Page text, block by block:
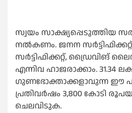
സ്വയം സാക്ഷ്യപ്പെടുത്തിയ
നല്‍കണം. ജനന
സര്‍ട്ടിഫിക്കറ്റ്, ഡ്രൈവിങ്
എന്നിവ ഹാജരാക്കാം. 31.34
ഗുണഭോക്താക്കളാവുന്ന ഈ
പ്രതിവർഷം 3,800 കോടി
ചെലവിടുക.